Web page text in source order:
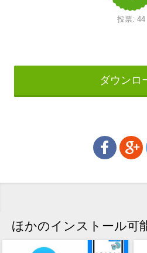
投票: 44
ダウンロ
ほかのインストール可